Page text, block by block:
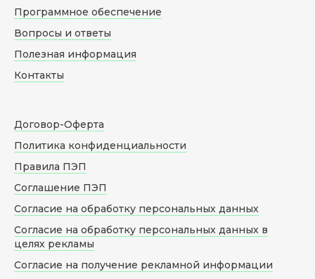
Программное обеспечение
Вопросы и ответы
Полезная информация
Контакты
Договор-Оферта
Политика конфиденциальности
Правила ПЭП
Соглашение ПЭП
Согласие на обработку персональных данных
Согласие на обработку персональных данных в
целях рекламы
Согласие на получение рекламной информации